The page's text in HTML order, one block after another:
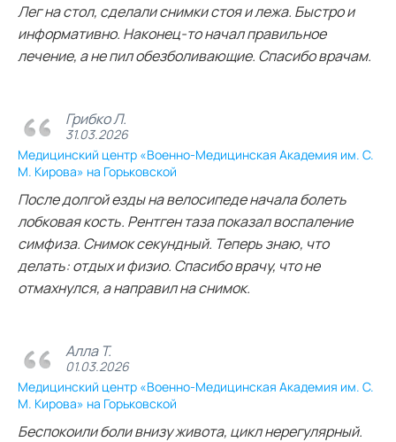
Лег на стол, сделали снимки стоя и лежа. Быстро и
информативно. Наконец-то начал правильное
лечение, а не пил обезболивающие. Спасибо врачам.
Грибко Л.
31.03.2026
Медицинский центр «Военно-Медицинская Академия им. С.
М. Кирова» на Горьковской
После долгой езды на велосипеде начала болеть
лобковая кость. Рентген таза показал воспаление
симфиза. Снимок секундный. Теперь знаю, что
делать: отдых и физио. Спасибо врачу, что не
отмахнулся, а направил на снимок.
Алла Т.
01.03.2026
Медицинский центр «Военно-Медицинская Академия им. С.
М. Кирова» на Горьковской
Беспокоили боли внизу живота, цикл нерегулярный.